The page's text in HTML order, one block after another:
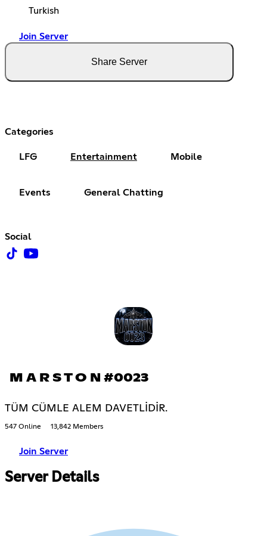
Turkish
Join Server
Share Server
Categories
LFG Entertainment Mobile
Events General Chatting
Social
M A R S T O N #0023
TÜM CÜMLE ALEM DAVETLİDİR.
547 Online 13,842 Members
Join Server
Server Details